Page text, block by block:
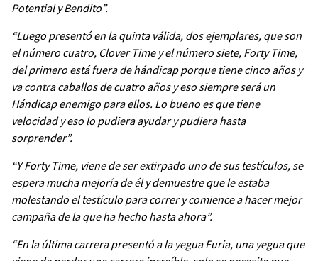
Potential y Bendito”.
“Luego presentó en la quinta válida, dos ejemplares, que son
el número cuatro, Clover Time y el número siete, Forty Time,
del primero está fuera de hándicap porque tiene cinco años y
va contra caballos de cuatro años y eso siempre será un
Hándicap enemigo para ellos. Lo bueno es que tiene
velocidad y eso lo pudiera ayudar y pudiera hasta
sorprender”.
“Y Forty Time, viene de ser extirpado uno de sus testículos, se
espera mucha mejoría de él y demuestre que le estaba
molestando el testículo para correr y comience a hacer mejor
campaña de la que ha hecho hasta ahora”.
“En la última carrera presentó a la yegua Furia, una yegua que